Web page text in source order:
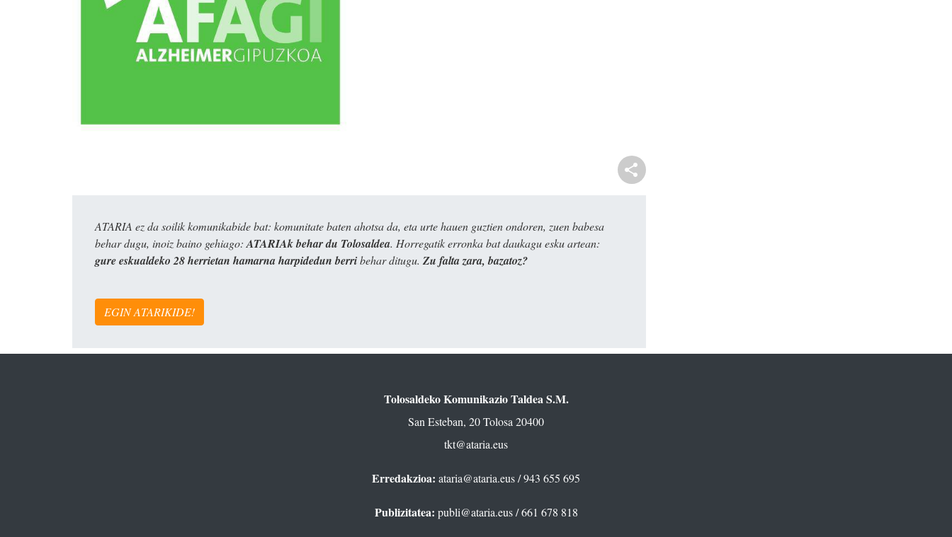
ATARIA ez da soilik komunikabide bat: komunitate baten ahotsa da, eta urte hauen guztien ondoren, zuen babesa
behar dugu, inoiz baino gehiago:ATARIAk behar du Tolosaldea. Horregatik erronka bat daukagu esku artean:
gure eskualdeko 28 herrietan hamarna harpidedun berribehar ditugu. Zu falta zara, bazatoz?
EGIN ATARIKIDE!
Tolosaldeko Komunikazio Taldea S.M.
San Esteban, 20 Tolosa 20400
tkt@ataria.eus
Erredakzioa: ataria@ataria.eus/ 943 655 695
Publizitatea: publi@ataria.eus/ 661 678 818